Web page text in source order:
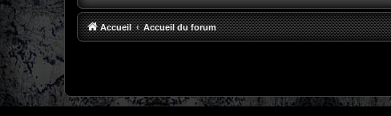
Accueil Accueil du forum